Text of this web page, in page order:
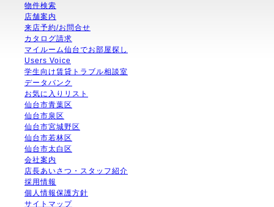
物件検索
店舗案内
来店予約/お問合せ
カタログ請求
マイルーム仙台でお部屋探し
Users Voice
学生向け賃貸トラブル相談室
データバンク
お気に入りリスト
仙台市青葉区
仙台市泉区
仙台市宮城野区
仙台市若林区
仙台市太白区
会社案内
店長あいさつ・スタッフ紹介
採用情報
個人情報保護方針
サイトマップ